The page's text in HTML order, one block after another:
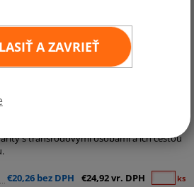
A ZAVRIEŤ
s transrodovými osobami a ich cestou
€20,26 bez DPH €24,92 vr. DPH ks